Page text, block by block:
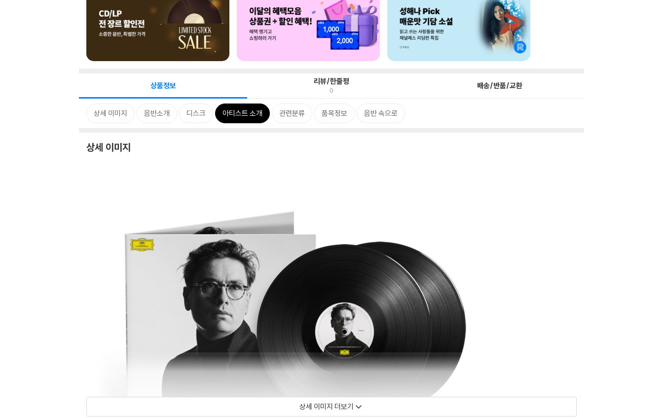
상품정보 리뷰/한줄평
0 배송/반품/교환
상세 이미지 음반소개 디스크 아티스트 소개 관련분류 품목정보 음반 속으로
상세 이미지
상세 이미지 더보기